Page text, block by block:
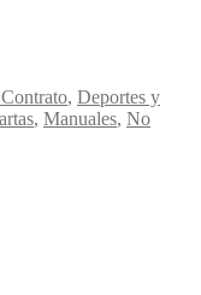
, Deportes y
, Manuales, No